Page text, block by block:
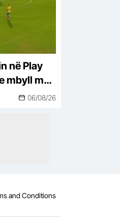
në Play
mbyll me
Fiorit
06/08/26
and Conditions